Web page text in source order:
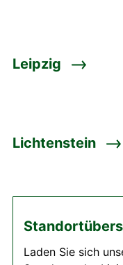
Leipzig
Lichtenstein
Laden Sie sich